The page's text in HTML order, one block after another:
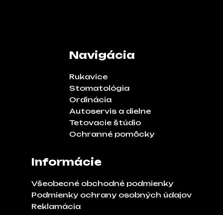
Navigácia
Rukavice
Stomatológia
Ordinácia
Autoservis a dielne
Tetovacie štúdio
Ochranné pomôcky
Informácie
Všeobecné obchodné podmienky
Podmienky ochrany osobných údajov
Reklamácia